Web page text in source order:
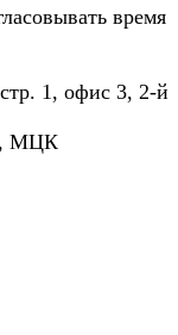
время
1, офис 3, 2-й
МЦК